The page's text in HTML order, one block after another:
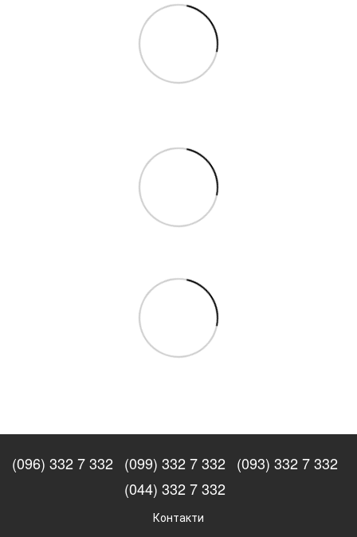
(096) 332 7 332 (099) 332 7 332 (093) 332 7 332
(044) 332 7 332
Контакти